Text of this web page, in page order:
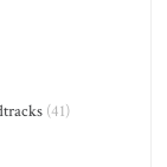
(41)